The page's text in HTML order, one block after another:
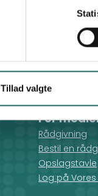
Tillad valgte
For
Rådgivning
Bestil en
Opslagstavle
Log på Vores